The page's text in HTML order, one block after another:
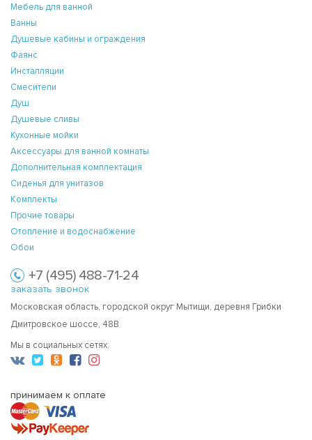
Мебель для ванной
Ванны
Душевые кабины и ограждения
Фаянс
Инсталляции
Смесители
Душ
Душевые сливы
Кухонные мойки
Аксессуары для ванной комнаты
Дополнительная комплектация
Сиденья для унитазов
Комплекты
Прочие товары
Отопление и водоснабжение
Обои
+7 (495) 488-71-24
заказать звонок
Московская область, городской округ Мытищи, деревня Грибки
Дмитровское шоссе, 48В
Мы в социальных сетях:
принимаем к оплате